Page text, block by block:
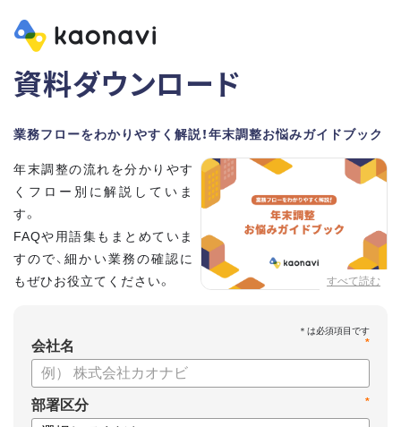
資料ダウンロード
業務フローをわかりやすく解説！年末調整お悩みガイドブック
すべて読む
年末調整の流れを分かりやす
くフロー別に解説していま
す。
FAQや用語集もまとめていま
すので、細かい業務の確認に
もぜひお役立てください。
*
会社名
*
部署区分